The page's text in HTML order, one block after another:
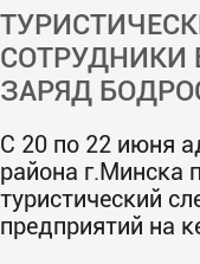
СОТРУДНИКИ
ЗАРЯД
С 20 по 22 июня
района г.Минска
туристический
предприятий на